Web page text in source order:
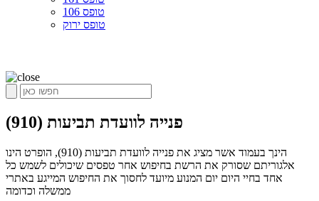
טופס 106
טופס ירוק
פנייה לוועדת תביעות (910)
הינך בעמוד אשר מציג את פנייה לוועדת תביעות (910), הופרט הינו
אלגוריתם שסורק את הרשת בחיפוש אחר טפסים שיכולים לשמש כל
אחד בחיי היום יום המנוע מיועד לחסוך את החיפוש המייגע באתרי
ממשלה וכדומה